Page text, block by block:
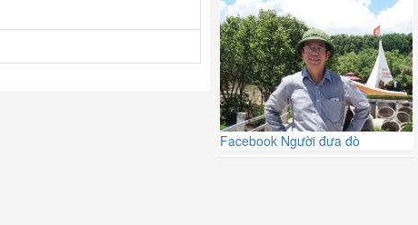
Facebook Người đưa đò